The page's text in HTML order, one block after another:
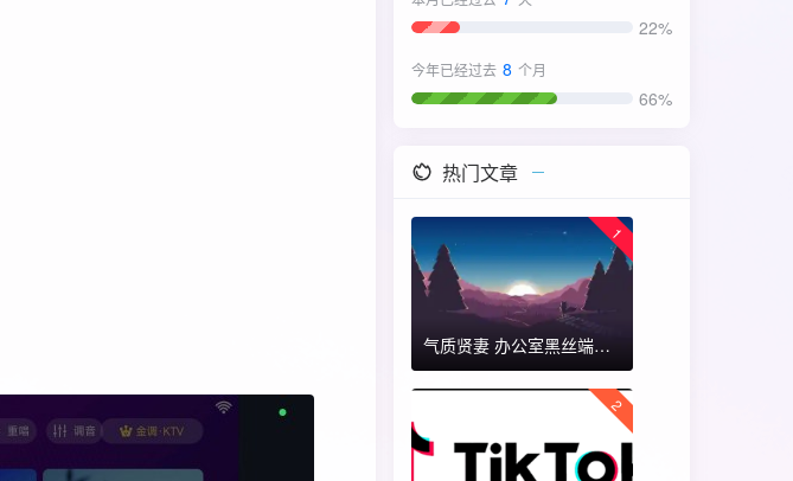
22%
今年已经过去 8 个月
66%
热门文章
1
气质贤妻 办公室黑丝端木蓉 国漫女神 ​​​
2